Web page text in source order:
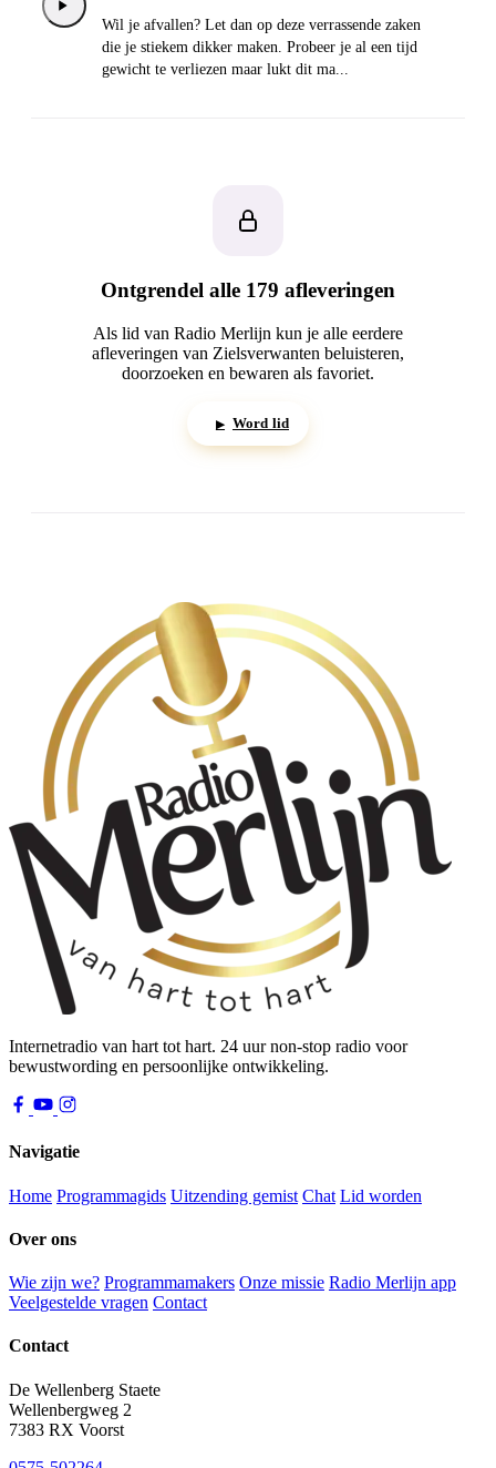
Wil je afvallen? Let dan op deze verrassende zaken
die je stiekem dikker maken. Probeer je al een tijd
gewicht te verliezen maar lukt dit ma...
Ontgrendel alle 179 afleveringen
Als lid van Radio Merlijn kun je alle eerdere
afleveringen van Zielsverwanten beluisteren,
doorzoeken en bewaren als favoriet.
▶ Word lid
Internetradio van hart tot hart. 24 uur non-stop radio voor
bewustwording en persoonlijke ontwikkeling.
Navigatie
Home Programmagids Uitzending gemist Chat Lid worden
Over ons
Wie zijn we? Programmamakers Onze missie Radio Merlijn app
Veelgestelde vragen Contact
Contact
De Wellenberg Staete
Wellenbergweg 2
7383 RX Voorst